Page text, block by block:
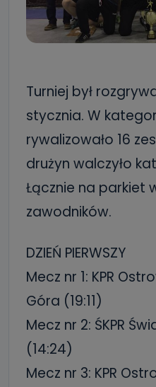
Turniej był
stycznia. W
rywalizowało 16
drużyn walczyło
Łącznie na parkiet
zawodników.
DZIEŃ PIERWSZY
Mecz nr 1: KPR
Góra (19:11)
Mecz nr 2: ŚKPR
(14:24)
Mecz nr 3: KPR